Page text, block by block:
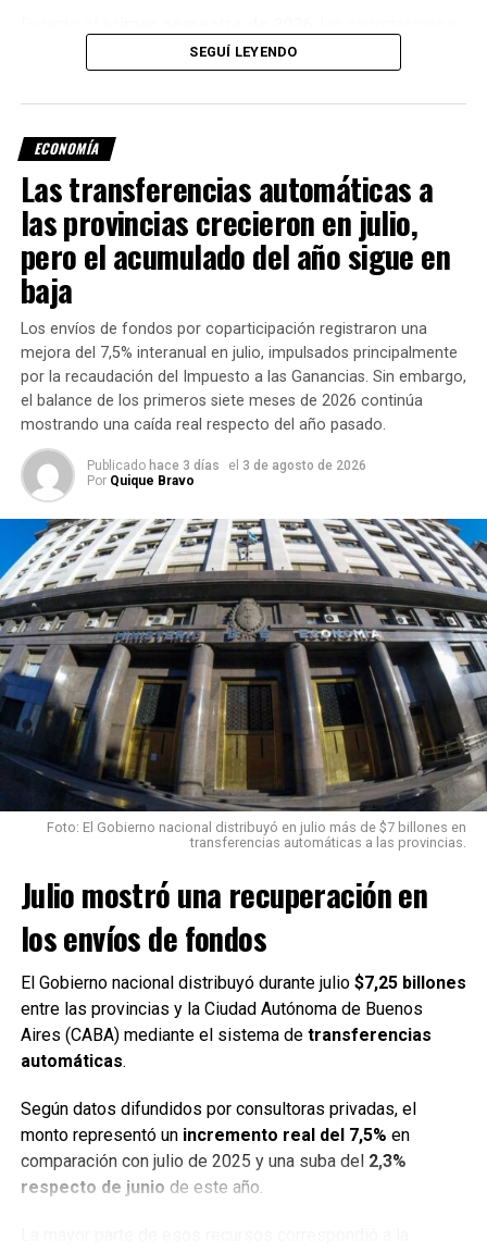
de crudo promediaron309.000 barriles diarios
que en igual período del año pasado. Además,
generaron4.693 millones de dólares, lo que representa
el aumento del precio internacional del petróleo.
En paralelo, la producción nacional se ubicó cerca de
900.000 barriles diarios , llegando a rozar los915.000
barriles durante el último mes.
Las ventas de nafta siguen en baja
Pese al buen desempeño de la producción, el consumo
interno continúa debilitado.
Según los datos difundidos,las ventas de nafta súper
cayeron un 2%en lo que va del año, mientras que la
nafta premium, aunque acumula un leve crecimiento
anual,registró una baja del 1,2% durante junio.
Especialistas atribuyen esta situación al menor poder de
compra de los consumidores y al impacto que tienen los
precios de los combustibles sobre la demanda.
Por qué no bajará el precio de la
nafta
El ex subsecretario de Hidrocarburos Juan José
Carbajalesexplicó que la caída en las ventas responde
consumidores.
Además, señaló quelos precios internacionales del
petróleo continúan elevados, lo que alimenta la
SEGUÍ LEYENDO
ECONOMÍA
Las transferencias automáticas a
las provincias crecieron en julio,
pero el acumulado del año sigue en
baja
Los envíos de fondos por coparticipación registraron una
mejora del 7,5% interanual en julio, impulsados principalmente
por la recaudación del Impuesto a las Ganancias. Sin embargo,
el balance de los primeros siete meses de 2026 continúa
mostrando una caída real respecto del año pasado.
Publicado hace 3 días el 3 de agosto de 2026
Por Quique Bravo
Foto: El Gobierno nacional distribuyó en julio más de $7 billones en
transferencias automáticas a las provincias.
Julio mostró una recuperación en
los envíos de fondos
El Gobierno nacional distribuyó durante julio $7,25 billones
entre las provincias y la Ciudad Autónoma de Buenos
Aires (CABA) mediante el sistema de transferencias
automáticas.
Según datos difundidos por consultoras privadas, el
monto representó un incremento real del 7,5% en
comparación con julio de 2025 y una suba del 2,3%
respecto de junio de este año.